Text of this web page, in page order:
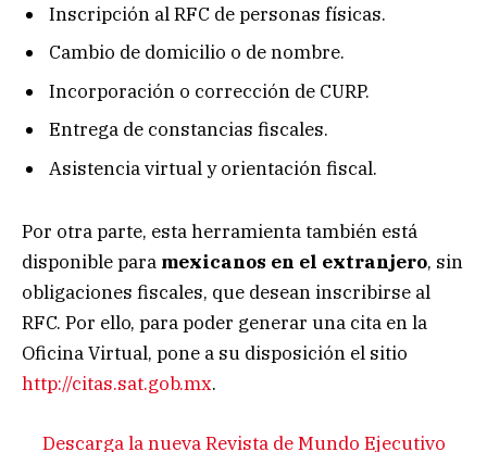
Inscripción al RFC de personas físicas.
Cambio de domicilio o de nombre.
Incorporación o corrección de CURP.
Entrega de constancias fiscales.
Asistencia virtual y orientación fiscal.
Por otra parte, esta herramienta también está
disponible para mexicanos en el extranjero, sin
obligaciones fiscales, que desean inscribirse al
RFC. Por ello, para poder generar una cita en la
Oficina Virtual, pone a su disposición el sitio
http://citas.sat.gob.mx.
Descarga la nueva Revista de Mundo Ejecutivo